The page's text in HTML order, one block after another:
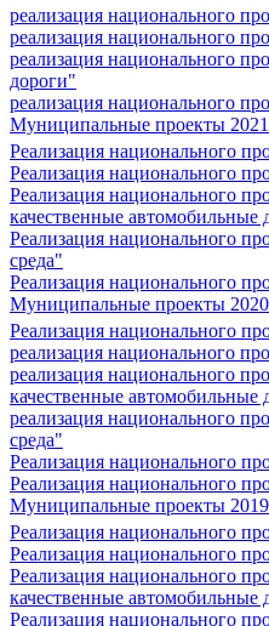
реализация национального
реализация национального
реализация национального
дороги"
реализация национального
Муниципальные проекты
Реализация национального
Реализация национального
Реализация национального
качественные автомобильные
Реализация национального
среда"
Реализация национального
Муниципальные проекты
Реализация национального
реализация национального
реализация национального
качественные автомобильные
реализация национального
среда"
Реализация национального
Реализация национального
Муниципальные проекты
Реализация национального
Реализация национального
Реализация национального
качественные автомобильные
Реализация национального